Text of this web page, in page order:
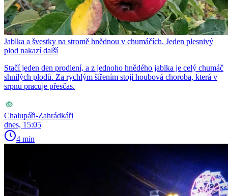
Jablka a švestky na stromě hnědnou v chumáčích. Jeden plesnivý
plod nakazí další
Stačí jeden den prodlení, a z jednoho hnědého jablka je celý chumáč
shnilých plodů. Za rychlým šířením stojí houbová choroba, která v
srpnu pracuje přesčas.
Chalupáři-Zahrádkáři
dnes, 15:05
4 min